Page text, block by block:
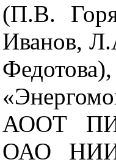
(П.В.
Иванов,
АООТ ПИ
ОАО НИИ